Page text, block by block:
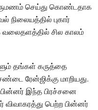
செய்து கொண்டதாக
நிலையத்தில் புகார்
வலைதளத்தில் சில காலம்
தங்கள் கருத்தை
ரேன்ஜிக்கு மாறியது.
இந்த பிரச்சனை
விவாகரத்து பெற்ற பின்னர்